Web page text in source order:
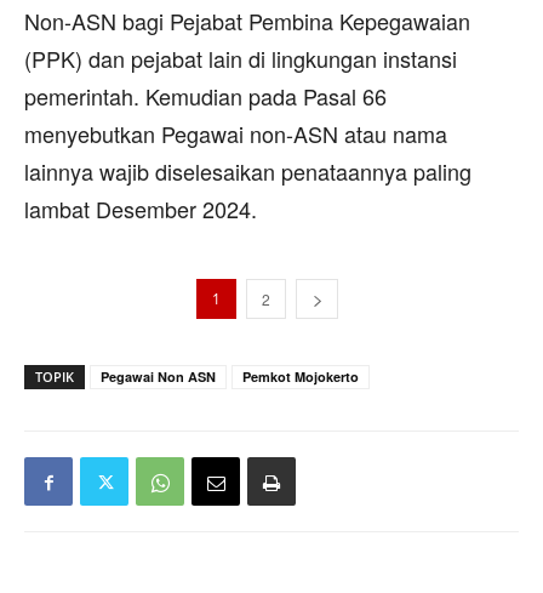
Non-ASN bagi Pejabat Pembina Kepegawaian
(PPK) dan pejabat lain di lingkungan instansi
pemerintah. Kemudian pada Pasal 66
menyebutkan Pegawai non-ASN atau nama
lainnya wajib diselesaikan penataannya paling
lambat Desember 2024.
1 2
TOPIK Pegawai Non ASN Pemkot Mojokerto